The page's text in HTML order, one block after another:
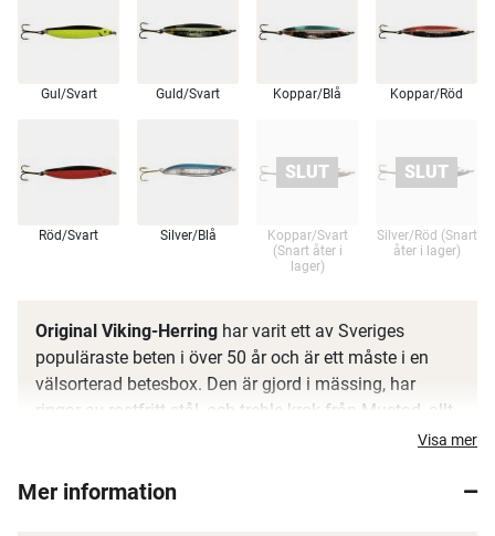
Gul/Svart Guld/Svart Koppar/Blå Koppar/Röd
Röd/Svart Silver/Blå
Koppar/Svart
(Snart åter i
lager)
Silver/Röd (Snart
åter i lager)
Original Viking-Herring har varit ett av Sveriges
populäraste beten i över 50 år och är ett måste i en
välsorterad betesbox. Den är gjord i mässing, har
ringar av rostfritt stål, och treble krok från Mustad, allt
Visa mer
Mer information